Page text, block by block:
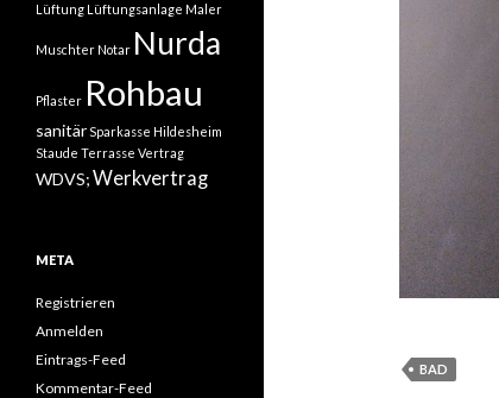
BAD
Lüftung Lüftungsanlage Maler
Muschter Notar Nurda
Pflaster Rohbau
sanitär Sparkasse Hildesheim
Staude Terrasse Vertrag
WDVS;Werkvertrag
META
Registrieren
Anmelden
Eintrags-Feed
Kommentar-Feed